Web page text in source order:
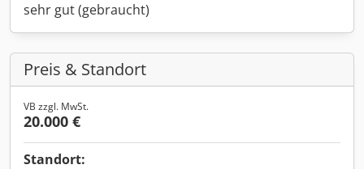
sehr gut (gebraucht)
Preis & Standort
VB zzgl. MwSt.
20.000 €
Standort: